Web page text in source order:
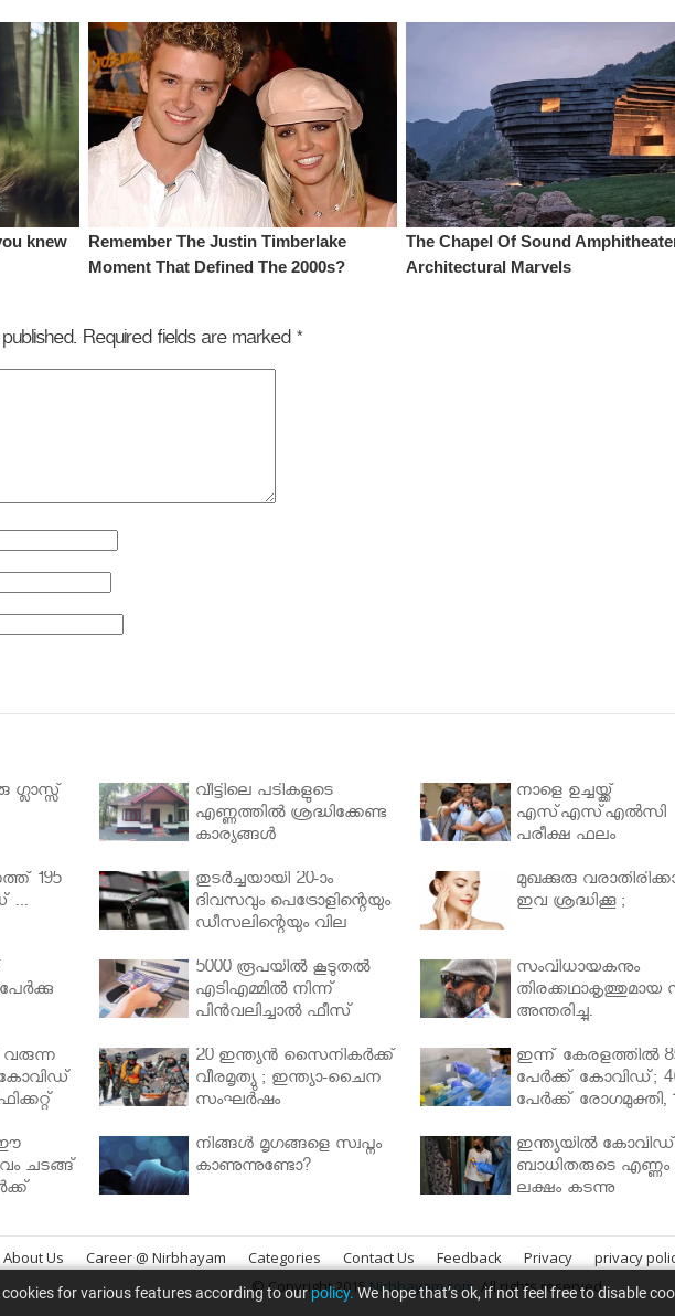
Required fields are marked *
വീട്ടിലെ പടികളുടെ
എണ്ണത്തിൽ ശ്രദ്ധിക്കേണ്ട
കാര്യങ്ങൾ
നാളെ ഉച്ചയ്ക്ക്
എസ്എസ്എല്‍സി
പരീക്ഷ ഫലം
195
...
തുടർച്ചയായി 20-ാം
ദിവസവും പെട്രോളിന്റെയും
ഡീസലിന്റെയും വില
മുഖക്കുരു
ഇവ ശ്രദ്ധിക്കൂ ;
5000 രൂപയിൽ കൂടുതൽ
എടിഎമ്മിൽ നിന്ന്
പിൻവലിച്ചാൽ ഫീസ്
സംവിധായകനും
തിരക്കഥാകൃത്തുമായ
അന്തരിച്ചു.
വരുന്ന
കോവിഡ്
20 ഇന്ത്യൻ സൈനികർക്ക്
വീരമൃത്യു ; ഇന്ത്യാ-ചൈന
സംഘർഷം
ഇന്ന് കേരളത്തിൽ
പേർക്ക് കോവിഡ്;
പേർക്ക് രോഗമുക്തി,
ഈ
ചടങ്ങ്
നിങ്ങള്‍ മൃഗങ്ങളെ സ്വപ്നം
കാണുന്നുണ്ടോ?
ഇന്ത്യയിൽ
ബാധിതരുടെ എണ്ണം
ലക്ഷം കടന്നു
About Us Career @ Nirbhayam Categories Contact Us Feedback Privacy
privacy
© Copyright 2015Nirbhayam.com. All rights reserved.
for various features according to ourpolicy.We hope that’s ok, if not feel free to disable